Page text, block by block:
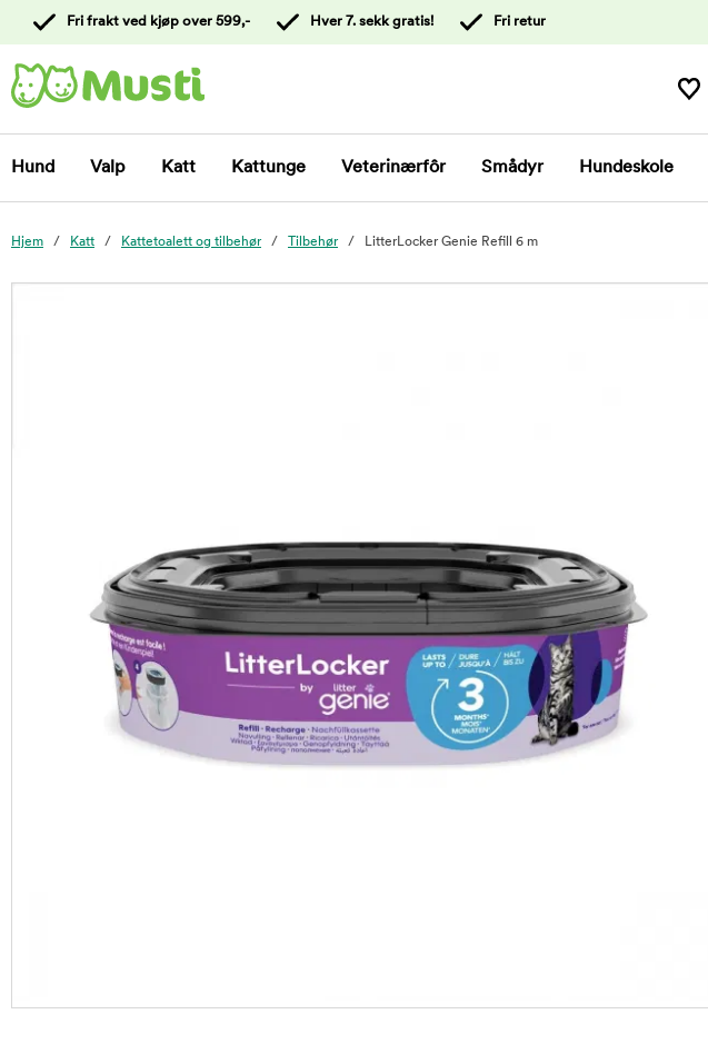
kundeservice
Fri frakt ved kjøp over 599,- Hver 7. sekk gratis! Fri retur
Hund Valp Katt Kattunge Veterinærfôr Smådyr Hundeskole
Hjem Katt Kattetoalett og tilbehør Tilbehør LitterLocker Genie Refill 6 m